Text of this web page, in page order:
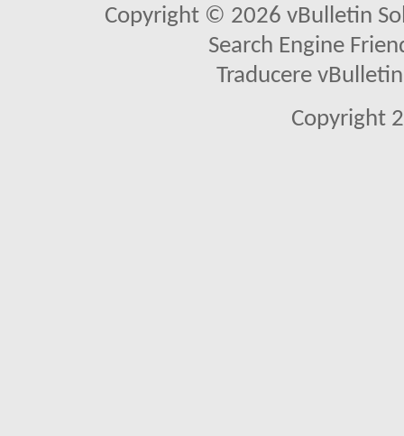
Copyright © 2026 vBulletin
Search Engine
Traducere
Copyright